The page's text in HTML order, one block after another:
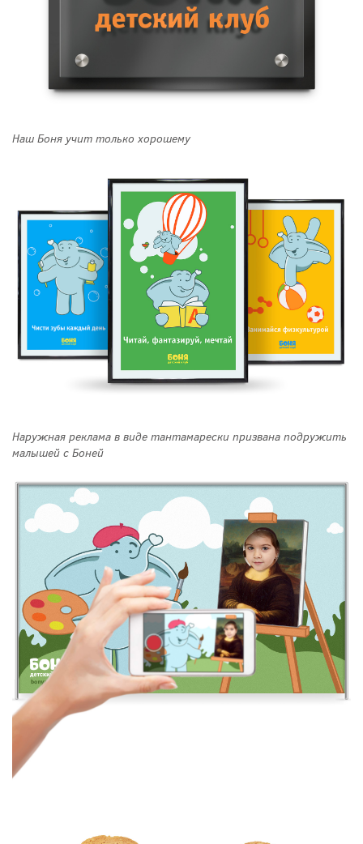
Наш Боня учит только хорошему
Наружная реклама в виде тантамарески призвана подружить
малышей с Боней